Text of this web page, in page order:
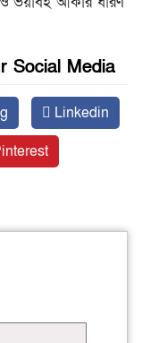
Social Media
Linkedin